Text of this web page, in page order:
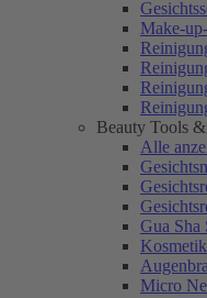
Make-
Beauty Tools
Alle
Gua Sha
Micro